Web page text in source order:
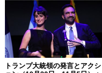
トランプ大統領の発言とアクシ